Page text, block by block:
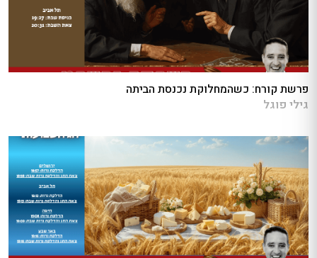
פרשת קורח: כשהמחלוקת נכנסת הביתה
גילי פוגל